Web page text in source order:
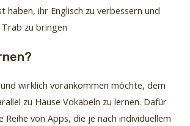
haben, ihr Englisch zu verbessern und
zu bringen
wirklich vorankommen möchte, dem
zu Hause Vokabeln zu lernen. Dafür
Reihe von Apps, die je nach individuellem